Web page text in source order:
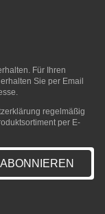
Für Ihren
Sie per Email
regelmäßig
per E-
ABONNIEREN